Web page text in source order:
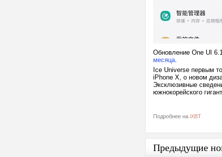
Обновление One UI
месяца.
Ice Universe первым
iPhone X, о новом
Эксклюзивные
южнокорейского
Подробнее на iXBT
Предыдущие